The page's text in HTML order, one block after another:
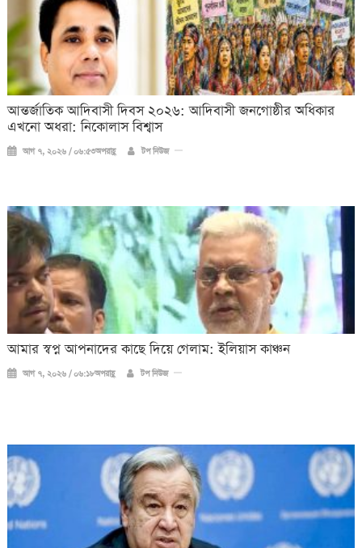
আন্তর্জাতিক আদিবাসী দিবস ২০২৬: আদিবাসী জনগোষ্ঠীর অধিকার
এখনো অধরা: নিকোলাস বিশ্বাস
আগ ৭, ২০২৬ / ০৬:৫৩অপরাহ্ণ টপ নিউজ
আমার স্বপ্ন আপনাদের কাছে দিয়ে গেলাম: ইলিয়াস কাঞ্চন
আগ ৭, ২০২৬ / ০৬:১৮অপরাহ্ণ টপ নিউজ